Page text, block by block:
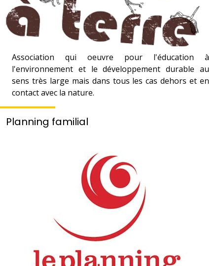
Association qui oeuvre pour l'éducation à
l'environnement et le développement durable au
sens très large mais dans tous les cas dehors et en
contact avec la nature.
Planning familial